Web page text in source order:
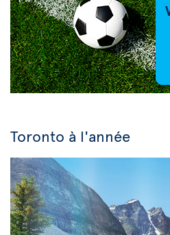
Toronto à l'année